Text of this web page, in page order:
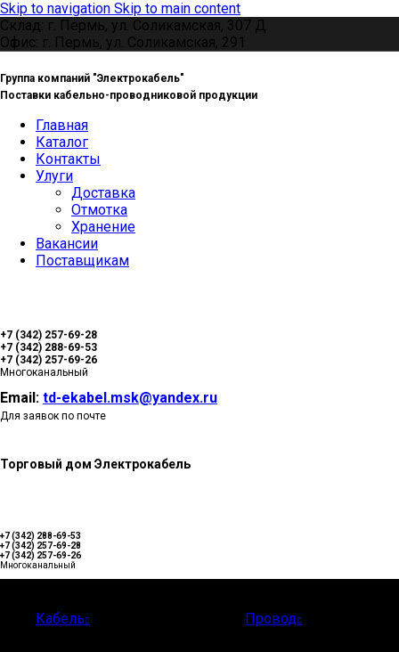
Skip to navigation Skip to main content
Склад: г. Пермь, ул. Соликамская, 307 Д
Офис: г. Пермь, ул. Соликамская, 291
Группа компаний "Электрокабель"
Поставки кабельно-проводниковой продукции
Главная
Каталог
Контакты
Улуги
Доставка
Отмотка
Хранение
Вакансии
Поставщикам
+7 (342) 257-69-28
+7 (342) 288-69-53
+7 (342) 257-69-26
Многоканальный
Email: td-ekabel.msk@yandex.ru
Для заявок по почте
Торговый дом Электрокабель
+7 (342) 288-69-53
+7 (342) 257-69-28
+7 (342) 257-69-26
Многоканальный
Кабель
Провод